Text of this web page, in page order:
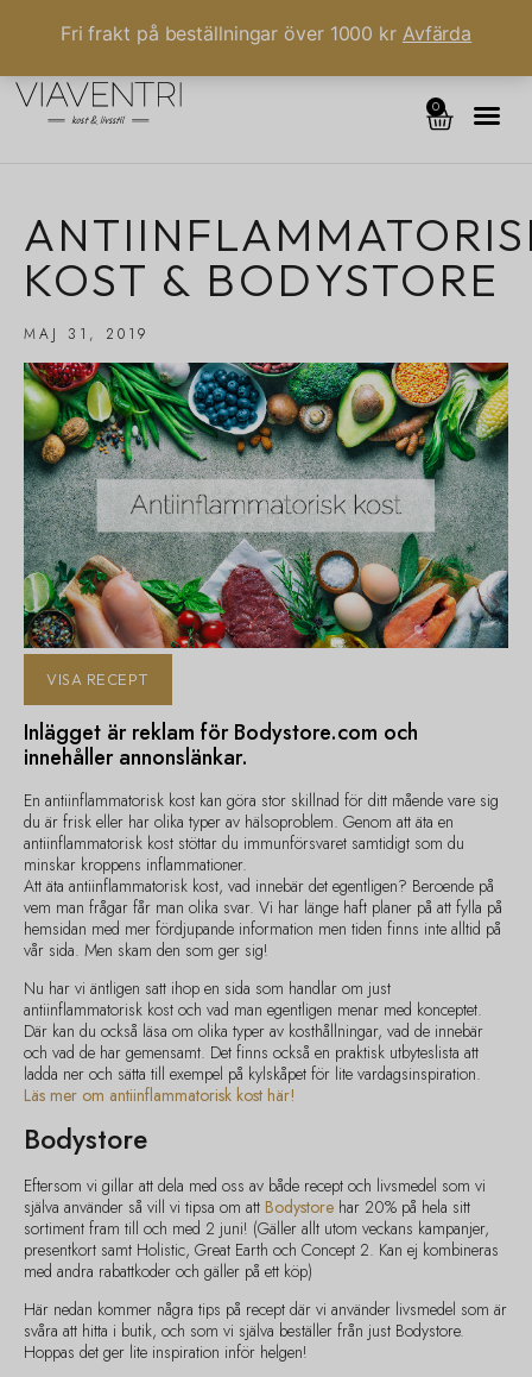
Fri frakt på beställningar över 1000 kr Avfärda
0
KOST & BODYSTORE
MAJ 31, 2019
VISA RECEPT
Inlägget är reklam för Bodystore.com och
innehåller annonslänkar.
En antiinflammatorisk kost kan göra stor skillnad för ditt mående vare sig
du är frisk eller har olika typer av hälsoproblem. Genom att äta en
antiinflammatorisk kost stöttar du immunförsvaret samtidigt som du
minskar kroppens inflammationer.
Att äta antiinflammatorisk kost, vad innebär det egentligen? Beroende på
vem man frågar får man olika svar. Vi har länge haft planer på att fylla på
hemsidan med mer fördjupande information men tiden finns inte alltid på
vår sida. Men skam den som ger sig!
Nu har vi äntligen satt ihop en sida som handlar om just
antiinflammatorisk kost och vad man egentligen menar med konceptet.
Där kan du också läsa om olika typer av kosthållningar, vad de innebär
och vad de har gemensamt. Det finns också en praktisk utbyteslista att
ladda ner och sätta till exempel på kylskåpet för lite vardagsinspiration.
Läs mer om antiinflammatorisk kost här!
Bodystore
Eftersom vi gillar att dela med oss av både recept och livsmedel som vi
själva använder så vill vi tipsa om att Bodystore har 20% på hela sitt
sortiment fram till och med 2 juni! (Gäller allt utom veckans kampanjer,
presentkort samt Holistic, Great Earth och Concept 2. Kan ej kombineras
med andra rabattkoder och gäller på ett köp)
Här nedan kommer några tips på recept där vi använder livsmedel som är
svåra att hitta i butik, och som vi själva beställer från just Bodystore.
Hoppas det ger lite inspiration inför helgen!